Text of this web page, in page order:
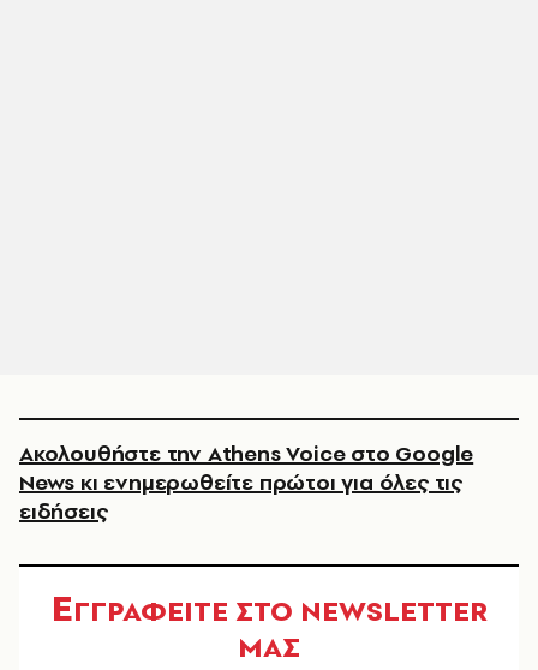
Ακολουθήστε την Athens Voice στο Google
News κι ενημερωθείτε πρώτοι για όλες τις
ειδήσεις
ΕΓΓΡΑΦΕΙΤΕ ΣΤΟ NEWSLETTER
ΜΑΣ